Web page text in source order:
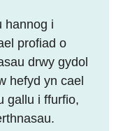
hannog i
profiad o
drwy gydol
hefyd yn cael
gallu i ffurfio,